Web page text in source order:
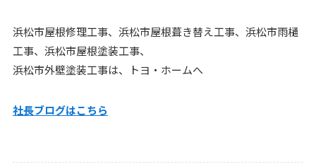
浜松市屋根修理工事、浜松市屋根葺き替え工事、浜松市雨樋
工事、浜松市屋根塗装工事、
浜松市外壁塗装工事は、トヨ・ホームへ
社長ブログはこちら